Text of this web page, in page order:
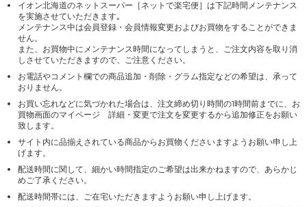
イオン北海道のネットスーパー［ネットで楽宅便］は下記時間メンテナンス
を実施させていただきます｡
メンテナンス中は会員登録・会員情報変更およびお買物をすることができま
せん。
また、お買物中にメンテナンス時間になってしまうと、ご注文内容を取り消
しさせていただきますので、ご注意ください。
お電話やコメント欄での商品追加・削除・グラム指定などの希望は、承って
おりません。
お買い忘れなどに気づかれた場合は、注文締め切り時間の1時間前までに、お
買物画面のマイページ 詳細・変更で注文を変更するから追加修正をお願い
致します。
サイト内に品揃えされている商品からお買物くださいますようお願い申し上
げます。
配送時間に関して、細かい時間指定のご希望は出来かねますので、あらかじ
めご了承ください。
配送時間帯には、ご在宅いただきますようお願い申し上げます。